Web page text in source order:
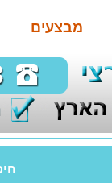
מבצעים